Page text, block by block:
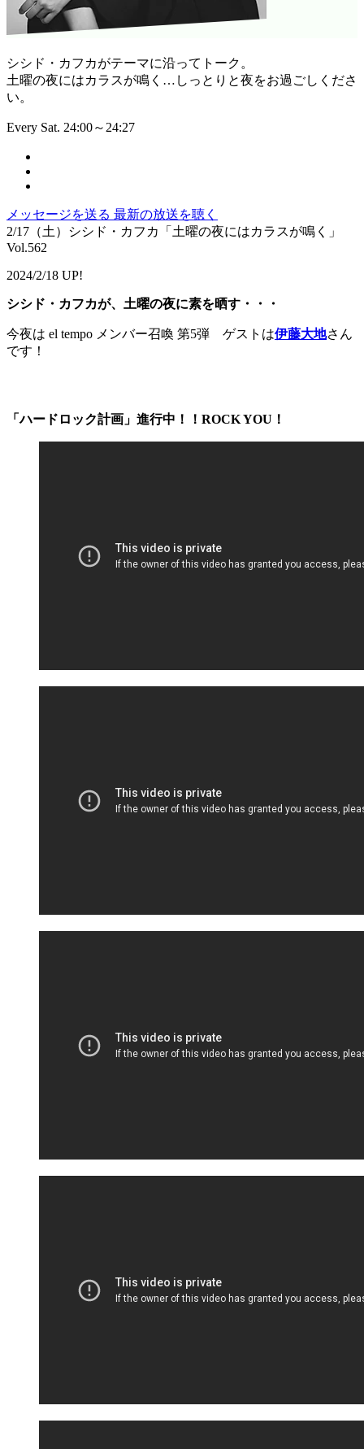
シシド・カフカがテーマに沿ってトーク。
土曜の夜にはカラスが鳴く…しっとりと夜をお過ごしくださ
い。
Every Sat. 24:00～24:27
メッセージを送る 最新の放送を聴く
2/17（土）シシド・カフカ「土曜の夜にはカラスが鳴く」
Vol.562
2024/2/18 UP!
シシド・カフカが、土曜の夜に素を晒す・・・
今夜は el tempo メンバー召喚 第5弾 ゲストは伊藤大地さん
です！
「ハードロック計画」進行中！！ROCK YOU！